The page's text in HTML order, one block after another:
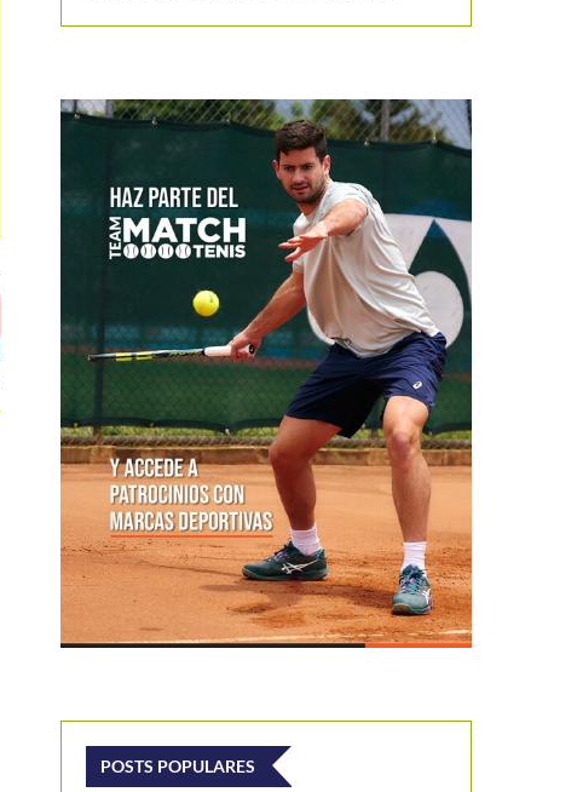
Kayseri su primera final...
Thiem: «He podido competir
generación, pero me he...
POSTS POPULARES